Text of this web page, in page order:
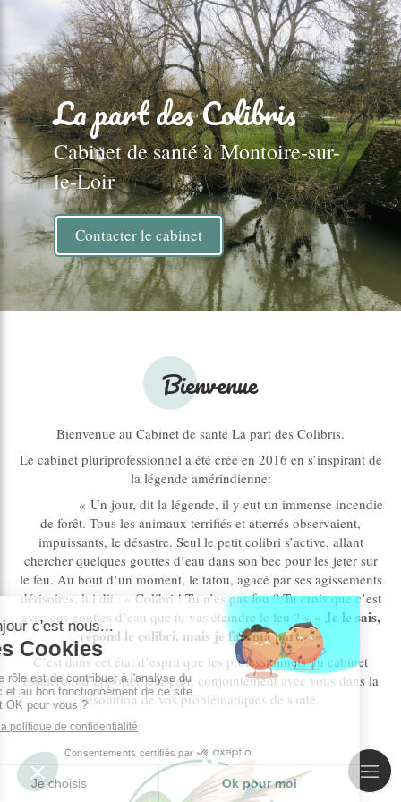
La part des Colibris
Cabinet de santé à Montoire-sur-
le-Loir
Contacter le cabinet
Bienvenue
Bienvenue au Cabinet de santé La part des Colibris.
Le cabinet pluriprofessionnel a été créé en 2016 en s’inspirant de
la légende amérindienne:
« Un jour, dit la légende, il y eut un immense incendie
de forêt. Tous les animaux terrifiés et atterrés observaient,
impuissants, le désastre. Seul le petit colibri s’active, allant
chercher quelques gouttes d’eau dans son bec pour les jeter sur
le feu. Au bout d’un moment, le tatou, agacé par ses agissements
dérisoires, lui dit : « Colibri ! Tu n’es pas fou ? Tu crois que c’est
avec ces gouttes d’eau que tu vas éteindre le feu ? » « Je le sais,
répond le colibri, mais je fais ma part.» »
C’est dans cet état d’esprit que les professionnels du cabinet
essaieront d’apporter leur part, conjointement avec vous dans la
résolution de vos problématiques de santé.